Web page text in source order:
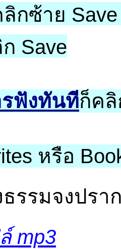
กซ้าย Save
Save
ฟังทันทีก็ค
หรือ
รรมจงปรา
mp3